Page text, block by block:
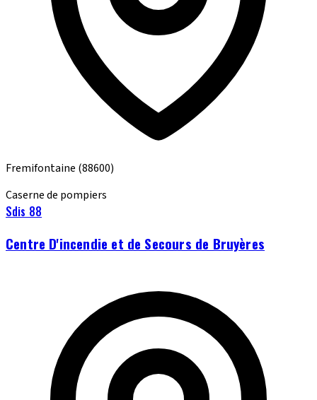
Fremifontaine (88600)
Caserne de pompiers
Sdis 88
Centre D'incendie et de Secours de Bruyères